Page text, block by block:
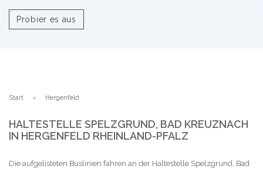
Probier es aus
Start Hergenfeld
HALTESTELLE SPELZGRUND, BAD KREUZNACH
IN HERGENFELD RHEINLAND-PFALZ
Die aufgelisteten Buslinien fahren an der Haltestelle Spelzgrund, Bad